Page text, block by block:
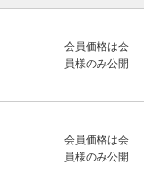
会員価格は会
員様のみ公開
会員価格は会
員様のみ公開